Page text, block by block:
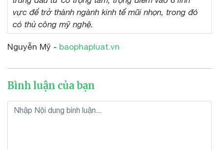
vực để trở thành ngành kinh tế mũi nhọn, trong đó
có thủ công mỹ nghệ.
Nguyễn Mỹ - baophapluat.vn
Bình luận của bạn